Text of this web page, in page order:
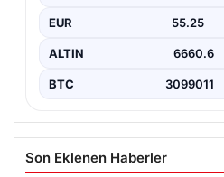
EUR 55.25
ALTIN 6660.6
BTC 3099011
Son Eklenen Haberler